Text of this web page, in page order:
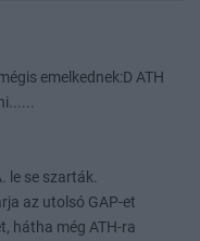
emelkednek:D ATH
le se szarták.
az utolsó GAP-et
hátha még ATH-ra